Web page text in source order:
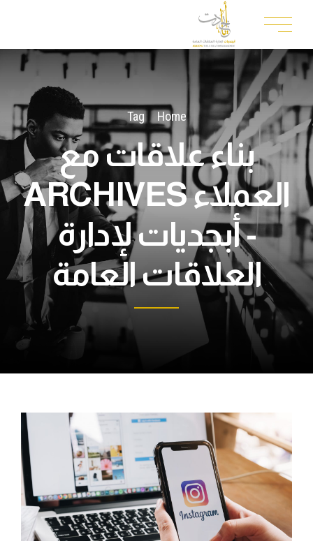
Home
Tag
بناء علاقات مع
العملاء ARCHIVES
- أبجديات لإدارة
العلاقات العامة